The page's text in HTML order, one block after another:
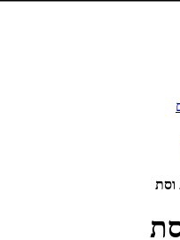
וסת